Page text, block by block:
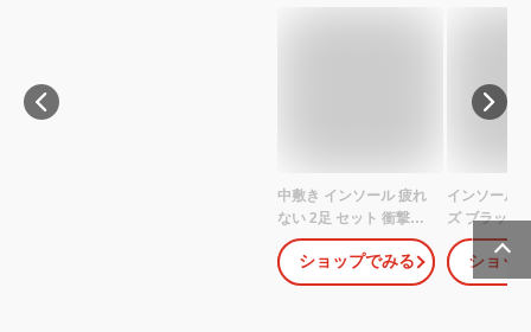
中敷き インソール 疲れ
ない 2足 セット 衝撃吸
収 立ち仕事 安全靴 スポ
ーツ 疲れない 扁平足 土
踏まず アーチサポート
ショップでみる
インソール
ズ ブラック
コロンブス
ヘルシーア
ず 疲れない
ショッ